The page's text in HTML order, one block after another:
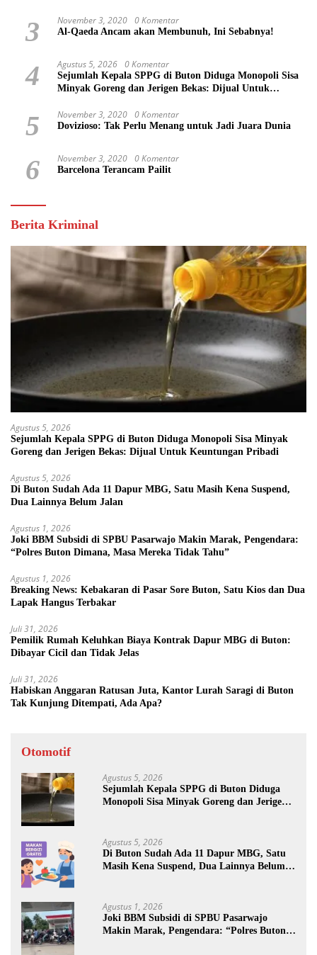
3 November 3, 2020 0 Komentar
Al-Qaeda Ancam akan Membunuh, Ini Sebabnya!
4 Agustus 5, 2026 0 Komentar
Sejumlah Kepala SPPG di Buton Diduga Monopoli Sisa
Minyak Goreng dan Jerigen Bekas: Dijual Untuk
5 November 3, 2020 0 Komentar
Dovizioso: Tak Perlu Menang untuk Jadi Juara Dunia
6 November 3, 2020 0 Komentar
Barcelona Terancam Pailit
Berita Kriminal
Agustus 5, 2026
Sejumlah Kepala SPPG di Buton Diduga Monopoli Sisa Minyak
Goreng dan Jerigen Bekas: Dijual Untuk Keuntungan Pribadi
Agustus 5, 2026
Di Buton Sudah Ada 11 Dapur MBG, Satu Masih Kena Suspend,
Dua Lainnya Belum Jalan
Agustus 1, 2026
Joki BBM Subsidi di SPBU Pasarwajo Makin Marak, Pengendara:
“Polres Buton Dimana, Masa Mereka Tidak Tahu”
Agustus 1, 2026
Breaking News: Kebakaran di Pasar Sore Buton, Satu Kios dan Dua
Lapak Hangus Terbakar
Juli 31, 2026
Pemilik Rumah Keluhkan Biaya Kontrak Dapur MBG di Buton:
Dibayar Cicil dan Tidak Jelas
Juli 31, 2026
Habiskan Anggaran Ratusan Juta, Kantor Lurah Saragi di Buton
Tak Kunjung Ditempati, Ada Apa?
Otomotif
Agustus 5, 2026
Sejumlah Kepala SPPG di Buton Diduga
Monopoli Sisa Minyak Goreng dan Jerigen
Agustus 5, 2026
Di Buton Sudah Ada 11 Dapur MBG, Satu
Masih Kena Suspend, Dua Lainnya Belum
Agustus 1, 2026
Joki BBM Subsidi di SPBU Pasarwajo
Makin Marak, Pengendara: “Polres Buton